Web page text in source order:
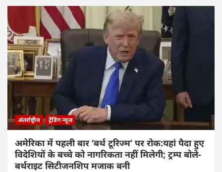
अंतर्राष्ट्रीय ट्रेंडिंग न्यूज
अमेरिका में पहली बार ‘बर्थ टूरिज्म’ पर रोक:यहां पैदा हुए
विदेशियों के बच्चे को नागरिकता नहीं मिलेगी; ट्रम्प बोले-
बर्थराइट सिटीजनशिप मजाक बनी